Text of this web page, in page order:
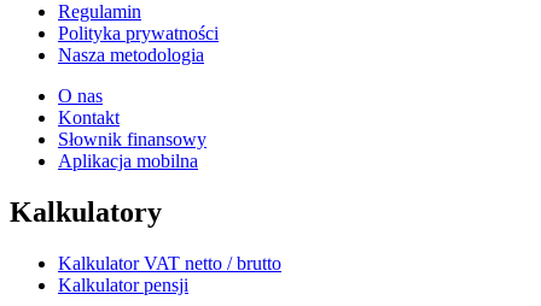
Regulamin
Polityka prywatności
Nasza metodologia
O nas
Kontakt
Słownik finansowy
Aplikacja mobilna
Kalkulatory
Kalkulator VAT netto / brutto
Kalkulator pensji